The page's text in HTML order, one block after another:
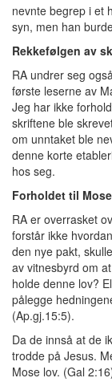
nevnte begrep i et
syn, men han
Rekkefølgen av
RA undrer seg
første leserne av
Jeg har ikke
skriftene ble
om unntaket ble
denne korte
hos seg.
Forholdet til
RA er overrasket
forstår ikke
den nye pakt,
av vitnesbyrd om
holde denne lov?
pålegge
(Ap.gj.15:5).
Da de innså at de
trodde på Jesus.
Mose lov. (Gal